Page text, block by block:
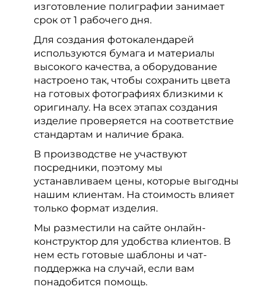
изготовление полиграфии занимает
срок от 1 рабочего дня.
Для создания фотокалендарей
используются бумага и материалы
высокого качества, а оборудование
настроено так, чтобы сохранить цвета
на готовых фотографиях близкими к
оригиналу. На всех этапах создания
изделие проверяется на соответствие
стандартам и наличие брака.
В производстве не участвуют
посредники, поэтому мы
устанавливаем цены, которые выгодны
нашим клиентам. На стоимость влияет
только формат изделия.
Мы разместили на сайте онлайн-
конструктор для удобства клиентов. В
нем есть готовые шаблоны и чат-
поддержка на случай, если вам
понадобится помощь.